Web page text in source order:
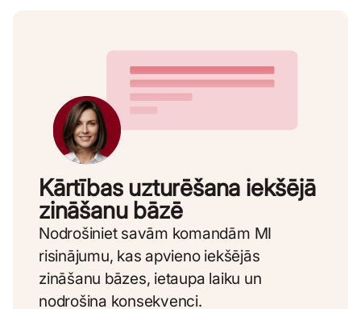
Kārtības uzturēšana iekšējā
zināšanu bāzē
Nodrošiniet savām komandām MI
risinājumu, kas apvieno iekšējās
zināšanu bāzes, ietaupa laiku un
nodrošina konsekvenci.